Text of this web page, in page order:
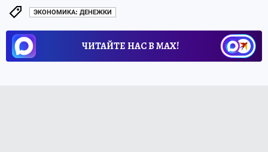
ЭКОНОМИКА: ДЕНЕЖКИ
ЧИТАЙТЕ НАС В МАХ!